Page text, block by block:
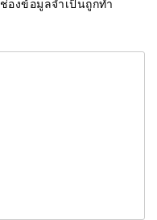
ช่องข้อมูลจำเป็นถูกทำ